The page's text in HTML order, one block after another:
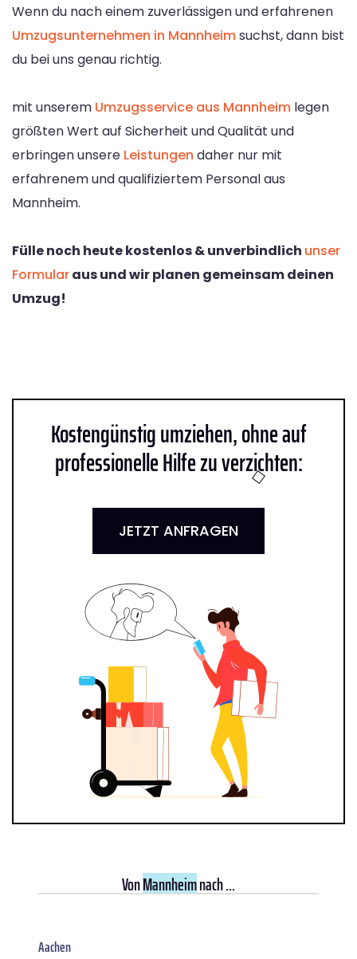
Wenn du nach einem zuverlässigen und erfahrenen
Umzugsunternehmen in Mannheimsuchst, dann bist
du bei uns genau richtig.
mit unserem Umzugsservice aus Mannheim legen
größten Wert auf Sicherheit und Qualität und
erbringen unsere Leistungen daher nur mit
erfahrenem und qualifiziertem Personal aus
Mannheim.
Fülle noch heute kostenlos & unverbindlich unser
Formularaus und wir planen gemeinsam deinen
Umzug!
Kostengünstig umziehen, ohne auf
professionelle Hilfe zu verzichten:
JETZT ANFRAGEN
VonMannheimnach ...
Aachen